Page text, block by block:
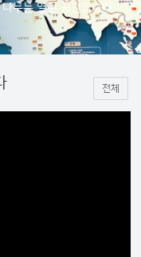
누는 열린 공간입니다.
전체